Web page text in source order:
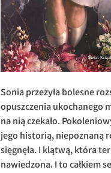
Sonia przeżyła bolesne
opuszczenia ukochanego
na nią czekało.
jego historią, niepoznaną
sięgnęła. I klątwą, która
nawiedzona. I to całkiem